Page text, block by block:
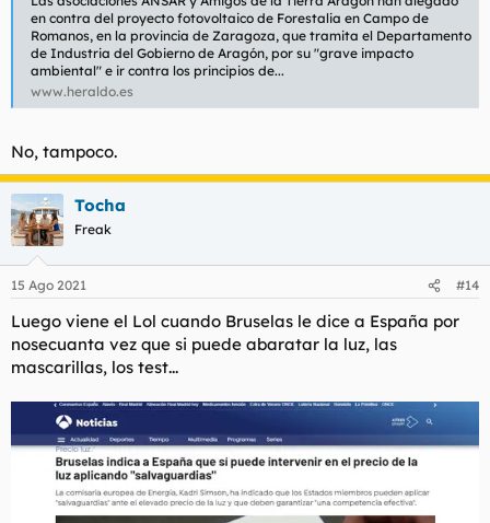
en contra del proyecto fotovoltaico de Forestalia en Campo de
Romanos, en la provincia de Zaragoza, que tramita el Departamento
de Industria del Gobierno de Aragón, por su "grave impacto
ambiental" e ir contra los principios de...
www.heraldo.es
No, tampoco.
Tocha
Freak
15 Ago 2021 #14
Luego viene el Lol cuando Bruselas le dice a España por
nosecuanta vez que si puede abaratar la luz, las
mascarillas, los test...